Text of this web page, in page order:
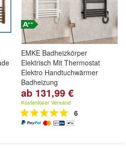
EMKE Badheizkörper
Elektrisch Mit Thermostat
Elektro Handtuchwärmer
Badheizung
ab 131,99 €
Kostenloser Versand
6